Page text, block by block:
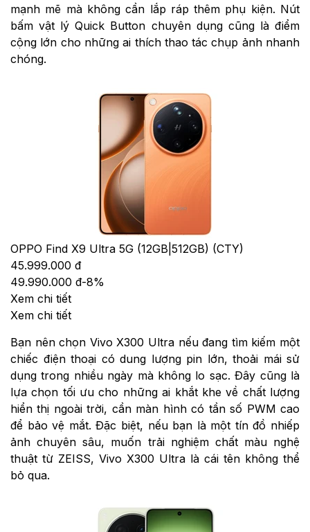
mạnh mẽ mà không cần lắp ráp thêm phụ kiện. Nút
bấm vật lý Quick Button chuyên dụng cũng là điểm
cộng lớn cho những ai thích thao tác chụp ảnh nhanh
chóng.
OPPO Find X9 Ultra 5G (12GB|512GB) (CTY)
45.999.000 đ
49.990.000 đ-8%
Xem chi tiết
Xem chi tiết
Bạn nên chọn Vivo X300 Ultra nếu đang tìm kiếm một
chiếc điện thoại có dung lượng pin lớn, thoải mái sử
dụng trong nhiều ngày mà không lo sạc. Đây cũng là
lựa chọn tối ưu cho những ai khắt khe về chất lượng
hiển thị ngoài trời, cần màn hình có tần số PWM cao
để bảo vệ mắt. Đặc biệt, nếu bạn là một tín đồ nhiếp
ảnh chuyên sâu, muốn trải nghiệm chất màu nghệ
thuật từ ZEISS, Vivo X300 Ultra là cái tên không thể
bỏ qua.